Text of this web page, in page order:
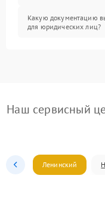
Какую документацию
для юридических лиц?
Наш сервисный
Ленинский